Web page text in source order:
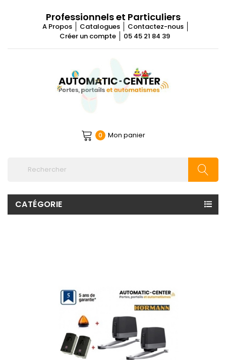
Professionnels et Particuliers
A Propos Catalogues
Contactez-nous
Créer un compte
05 45 21 84 39
0 Mon panier
CATÉGORIE